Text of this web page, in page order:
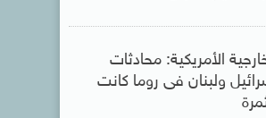
الأمريكية: محادثات
ولبنان فى روما كانت